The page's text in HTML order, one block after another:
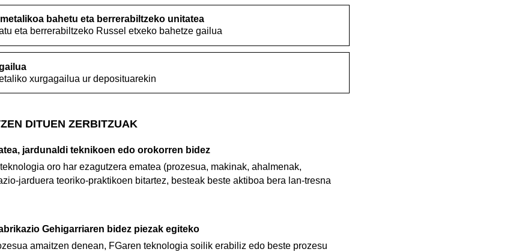
bahetu eta berrerabiltzeko unitatea
eta berrerabiltzeko Russel etxeko bahetze gailua
xurgagailua ur deposituarekin
DITUEN ZERBITZUAK
jardunaldi teknikoen edo orokorren bidez
oro har ezagutzera ematea (prozesua, makinak, ahalmenak,
jarduera teoriko-praktikoen bitartez, besteak beste aktiboa bera lan-tresna
Gehigarriaren bidez piezak egiteko
amaitzen denean, FGaren teknologia soilik erabiliz edo beste prozesu